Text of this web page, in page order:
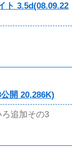
ト 3.5d(08.09.22
開 20,286K)
追加その3